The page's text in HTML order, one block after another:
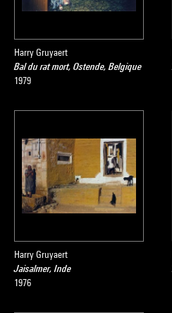
Harry Gruyaert
Bal du rat mort, Ostende, Belgique
1979
Harry Gruyaert
Jaisalmer, Inde
1976